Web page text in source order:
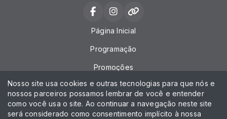
Página Inicial
Programação
Promoções
Locutores
Contato
Nosso site usa cookies e outras tecnologias para que nós e
nossos parceiros possamos lembrar de você e entender
como você usa o site. Ao continuar a navegação neste site
será considerado como consentimento implícito à nossa